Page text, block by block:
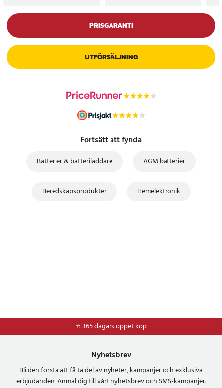
PRISGARANTI
UTFÖRSÄLJNING
Fortsätt att fynda
Batterier & batteriladdare AGM batterier
Beredskapsprodukter Hemelektronik
⭐ 365 dagars öppet köp
⭐Frakt 49kr *
Nyhetsbrev
Bli den första att få ta del av nyheter, kampanjer och exklusiva
erbjudanden Anmäl dig till vårt nyhetsbrev och SMS-kampanjer.